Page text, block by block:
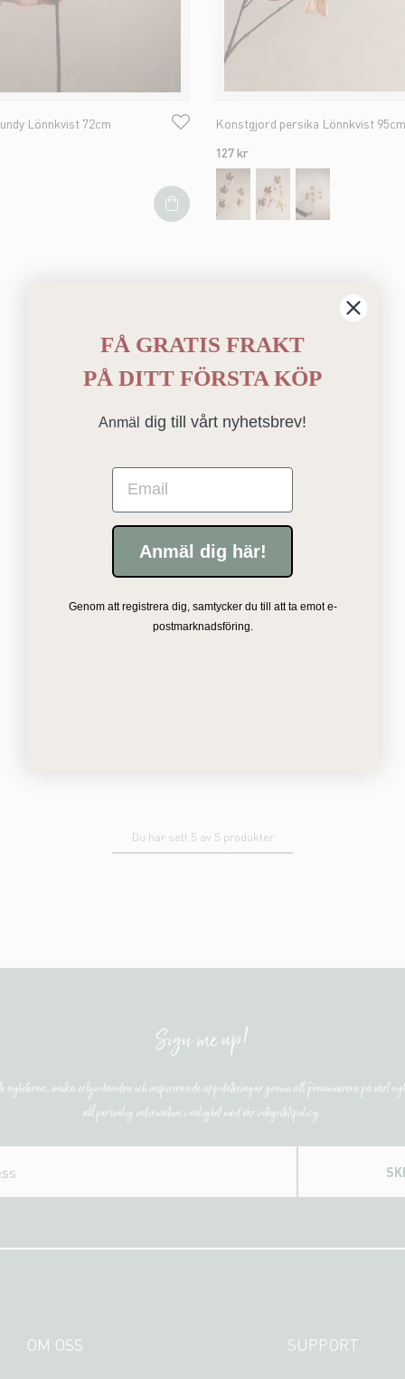
Lönnkvist 72cm
Konstgjord persika Lönnkvist 95cm
127 kr
Du har sett 5 av 5 produkter
Sign me up!
nyheterna, unika erbjudanden och inspirerande uppdateringar genom att prenumerera på vårt
all personlig information i enlighet med vår integritetspolicy.
OM OSS SUPPORT
FÅ GRATIS FRAKT
PÅ DITT FÖRSTA KÖP
Anmäl dig till vårt nyhetsbrev!
Email
Anmäl dig här!
Genom att registrera dig, samtycker du till att ta emot e-
postmarknadsföring.